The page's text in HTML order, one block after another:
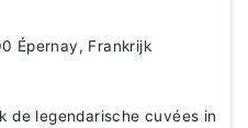
Épernay, Frankrijk
de legendarische cuvées in